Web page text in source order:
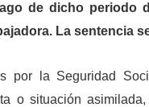
de dicho
La sentencia
por la Seguridad
o situación